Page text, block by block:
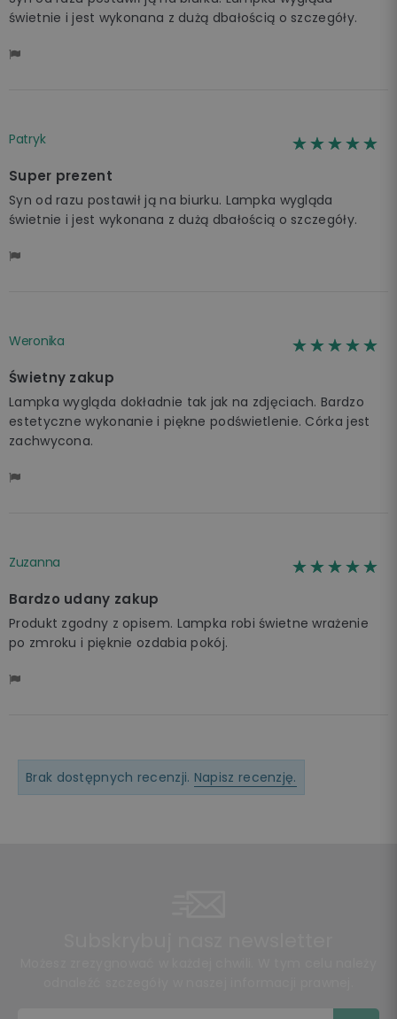
świetnie i jest wykonana z dużą dbałością o szczegóły.
Patryk ☆☆☆☆☆
★★★★★
Super prezent
Syn od razu postawił ją na biurku. Lampka wygląda
świetnie i jest wykonana z dużą dbałością o szczegóły.
Weronika ☆☆☆☆☆
★★★★★
Świetny zakup
Lampka wygląda dokładnie tak jak na zdjęciach. Bardzo
estetyczne wykonanie i piękne podświetlenie. Córka jest
zachwycona.
Zuzanna ☆☆☆☆☆
★★★★★
Bardzo udany zakup
Produkt zgodny z opisem. Lampka robi świetne wrażenie
po zmroku i pięknie ozdabia pokój.
Brak dostępnych recenzji. Napisz recenzję.